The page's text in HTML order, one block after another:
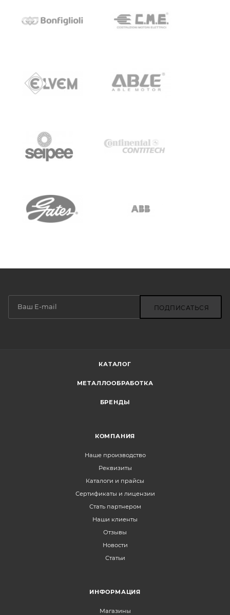
ПОДПИСАТЬСЯ
КАТАЛОГ
МЕТАЛЛООБРАБОТКА
БРЕНДЫ
КОМПАНИЯ
Наше производство
Реквизиты
Каталоги и прайсы
Сертификаты и лицензии
Стать партнером
Наши клиенты
Отзывы
Новости
Статьи
ИНФОРМАЦИЯ
Магазины